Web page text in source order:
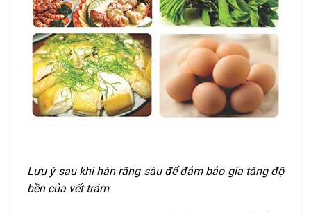
Lưu ý sau khi hàn răng sâu để đảm bảo gia tăng độ
bền của vết trám